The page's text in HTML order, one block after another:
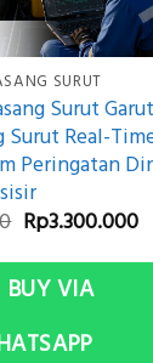
SURUT
Surut
Surut Real-
Peringatan
Original
price
was:
Rp3.500.000.
Rp3.300.000
BUY VIA